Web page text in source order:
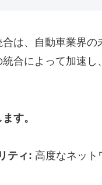
は、自動車業界
合によって加速
す。
ティ: 高度なネット